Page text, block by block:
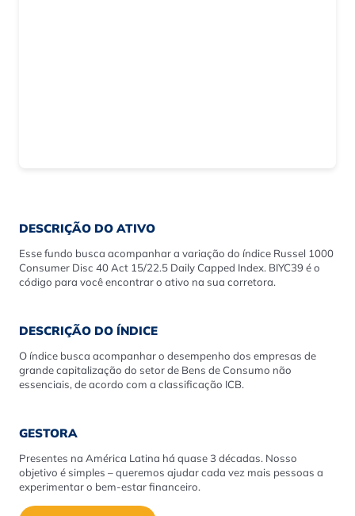
DESCRIÇÃO DO ATIVO
Esse fundo busca acompanhar a variação do índice Russel 1000
Consumer Disc 40 Act 15/22.5 Daily Capped Index. BIYC39 é o
código para você encontrar o ativo na sua corretora.
DESCRIÇÃO DO ÍNDICE
O índice busca acompanhar o desempenho dos empresas de
grande capitalização do setor de Bens de Consumo não
essenciais, de acordo com a classificação ICB.
GESTORA
Presentes na América Latina há quase 3 décadas. Nosso
objetivo é simples – queremos ajudar cada vez mais pessoas a
experimentar o bem-estar financeiro.